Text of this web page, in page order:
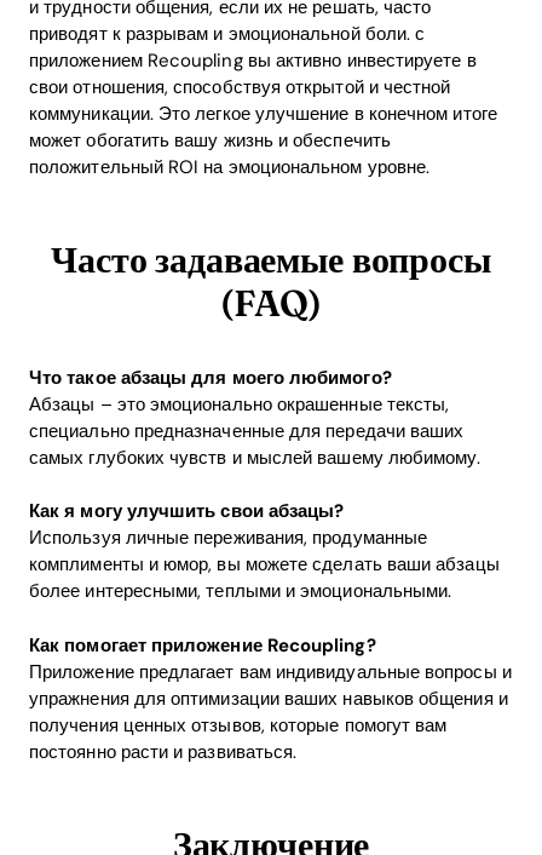
и трудности общения, если их не решать, часто
приводят к разрывам и эмоциональной боли. с
приложением Recoupling вы активно инвестируете в
свои отношения, способствуя открытой и честной
коммуникации. Это легкое улучшение в конечном итоге
может обогатить вашу жизнь и обеспечить
положительный ROI на эмоциональном уровне.
Часто задаваемые вопросы
(FAQ)
Что такое абзацы для моего любимого?
Абзацы – это эмоционально окрашенные тексты,
специально предназначенные для передачи ваших
самых глубоких чувств и мыслей вашему любимому.
Как я могу улучшить свои абзацы?
Используя личные переживания, продуманные
комплименты и юмор, вы можете сделать ваши абзацы
более интересными, теплыми и эмоциональными.
Как помогает приложение Recoupling?
Приложение предлагает вам индивидуальные вопросы и
упражнения для оптимизации ваших навыков общения и
получения ценных отзывов, которые помогут вам
постоянно расти и развиваться.
Заключение